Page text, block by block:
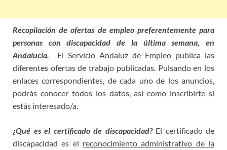
Recopilación de ofertas de empleo preferentemente para
personas con discapacidad de la última semana, en
Andalucía.
El Servicio Andaluz de Empleo publica las
diferentes ofertas de trabajo publicadas. Pulsando en los
enlaces correspondientes, de cada uno de los anuncios,
podrás conocer todos los datos, así como inscribirte si
estás interesado/a.
¿Qué es el certificado de discapacidad? El certificado de
discapacidad es el reconocimiento administrativo de la